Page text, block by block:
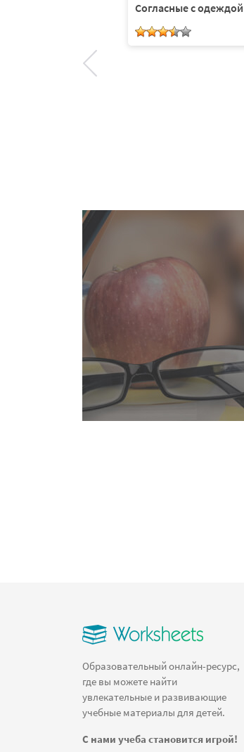
Согласные с одеждой
Образовательный онлайн-ресурс,
где вы можете найти
увлекательные и развивающие
учебные материалы для детей.
С нами учеба становится игрой!